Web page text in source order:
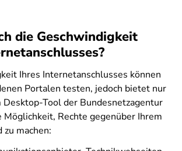
die Geschwindigkeit
Ihres Internetanschlusses können
Portalen testen, jedoch bietet nur
Tool der Bundesnetzagentur
Möglichkeit, Rechte gegenüber Ihrem
machen: